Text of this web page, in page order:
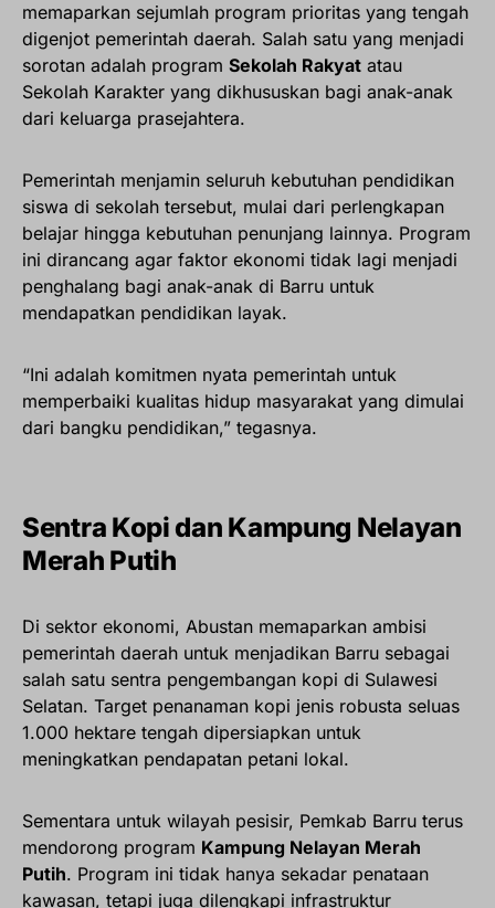
memaparkan sejumlah program prioritas yang tengah
digenjot pemerintah daerah. Salah satu yang menjadi
sorotan adalah program Sekolah Rakyat atau
Sekolah Karakter yang dikhususkan bagi anak-anak
dari keluarga prasejahtera.
Pemerintah menjamin seluruh kebutuhan pendidikan
siswa di sekolah tersebut, mulai dari perlengkapan
belajar hingga kebutuhan penunjang lainnya. Program
ini dirancang agar faktor ekonomi tidak lagi menjadi
penghalang bagi anak-anak di Barru untuk
mendapatkan pendidikan layak.
“Ini adalah komitmen nyata pemerintah untuk
memperbaiki kualitas hidup masyarakat yang dimulai
dari bangku pendidikan,” tegasnya.
Sentra Kopi dan Kampung Nelayan
Merah Putih
Di sektor ekonomi, Abustan memaparkan ambisi
pemerintah daerah untuk menjadikan Barru sebagai
salah satu sentra pengembangan kopi di Sulawesi
Selatan. Target penanaman kopi jenis robusta seluas
1.000 hektare tengah dipersiapkan untuk
meningkatkan pendapatan petani lokal.
Sementara untuk wilayah pesisir, Pemkab Barru terus
mendorong program Kampung Nelayan Merah
Putih. Program ini tidak hanya sekadar penataan
kawasan, tetapi juga dilengkapi infrastruktur